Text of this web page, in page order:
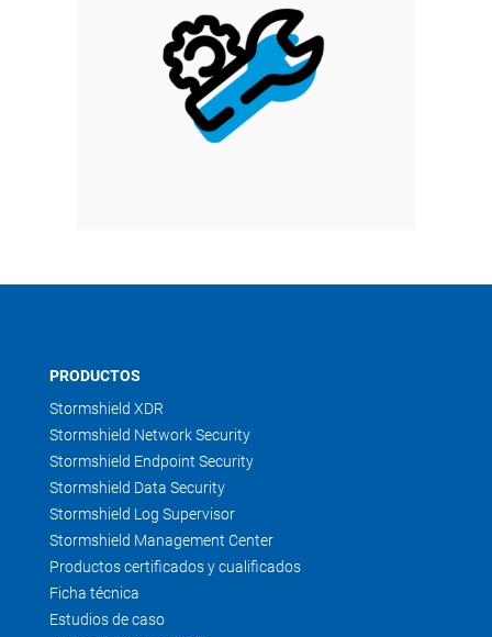
PRODUCTOS
Stormshield XDR
Stormshield Network Security
Stormshield Endpoint Security
Stormshield Data Security
Stormshield Log Supervisor
Stormshield Management Center
Productos certificados y cualificados
Ficha técnica
Estudios de caso